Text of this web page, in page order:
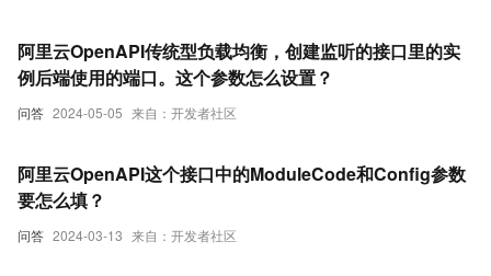
问答 2024-05-05 来自：开发者社区
阿里云OpenAPI传统型负载均衡，创建监听的接口里的实
例后端使用的端口。这个参数怎么设置？
问答 2024-03-13 来自：开发者社区
阿里云OpenAPI这个接口中的ModuleCode和Config参数
要怎么填？